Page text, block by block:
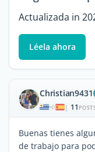
Actualizada in
Léela ahora
Christian9431
| 11
Buenas tienes
de trabajo para